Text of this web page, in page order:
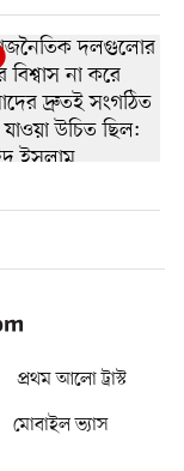
প্রথম আলো ট্রাস্ট
মোবাইল ভ্যাস